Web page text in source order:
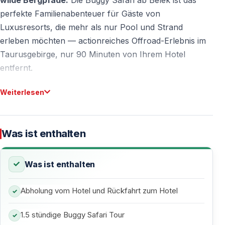
perfekte Familienabenteuer für Gäste von
Luxusresorts, die mehr als nur Pool und Strand
erleben möchten — actionreiches Offroad-Erlebnis im
Taurusgebirge, nur 90 Minuten von Ihrem Hotel
entfernt.
Kein Führerschein erforderlich. Perfekt für Familien
inklusive.
Warum Belek-Gäste die Buggy Safari lieben
Der Perfekte Kontrast zum All-Inclusive-Resort
Belek ist berühmt für seine luxuriösen 5-Sterne-Hotels,
Weltklasse-Golfplätze und perfekt gepflegten Strände.
Weiterlesen
Was ist enthalten
Was ist enthalten
Abholung vom Hotel und Rückfahrt zum Hotel
1.5 stündige Buggy Safari Tour